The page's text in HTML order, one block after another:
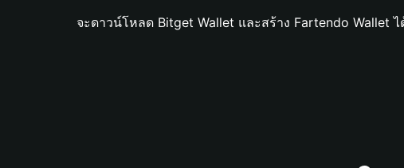
จะดาวน์โหลด Bitget Wallet และสร้าง Fartendo Wallet ไ